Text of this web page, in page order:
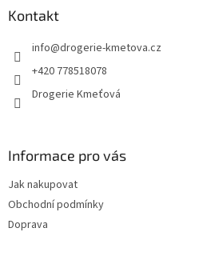
Kontakt
info@drogerie-kmetova.cz
+420 778518078
Drogerie Kmeťová
Informace pro vás
Jak nakupovat
Obchodní podmínky
Doprava